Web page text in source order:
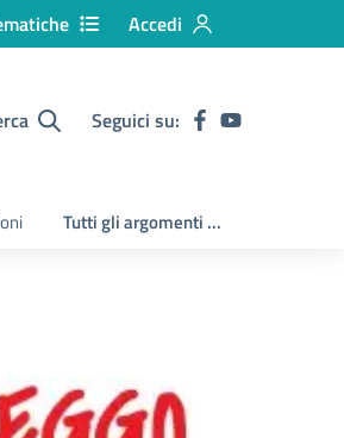
Accedi
Seguici su:
Tutti gli argomenti ...